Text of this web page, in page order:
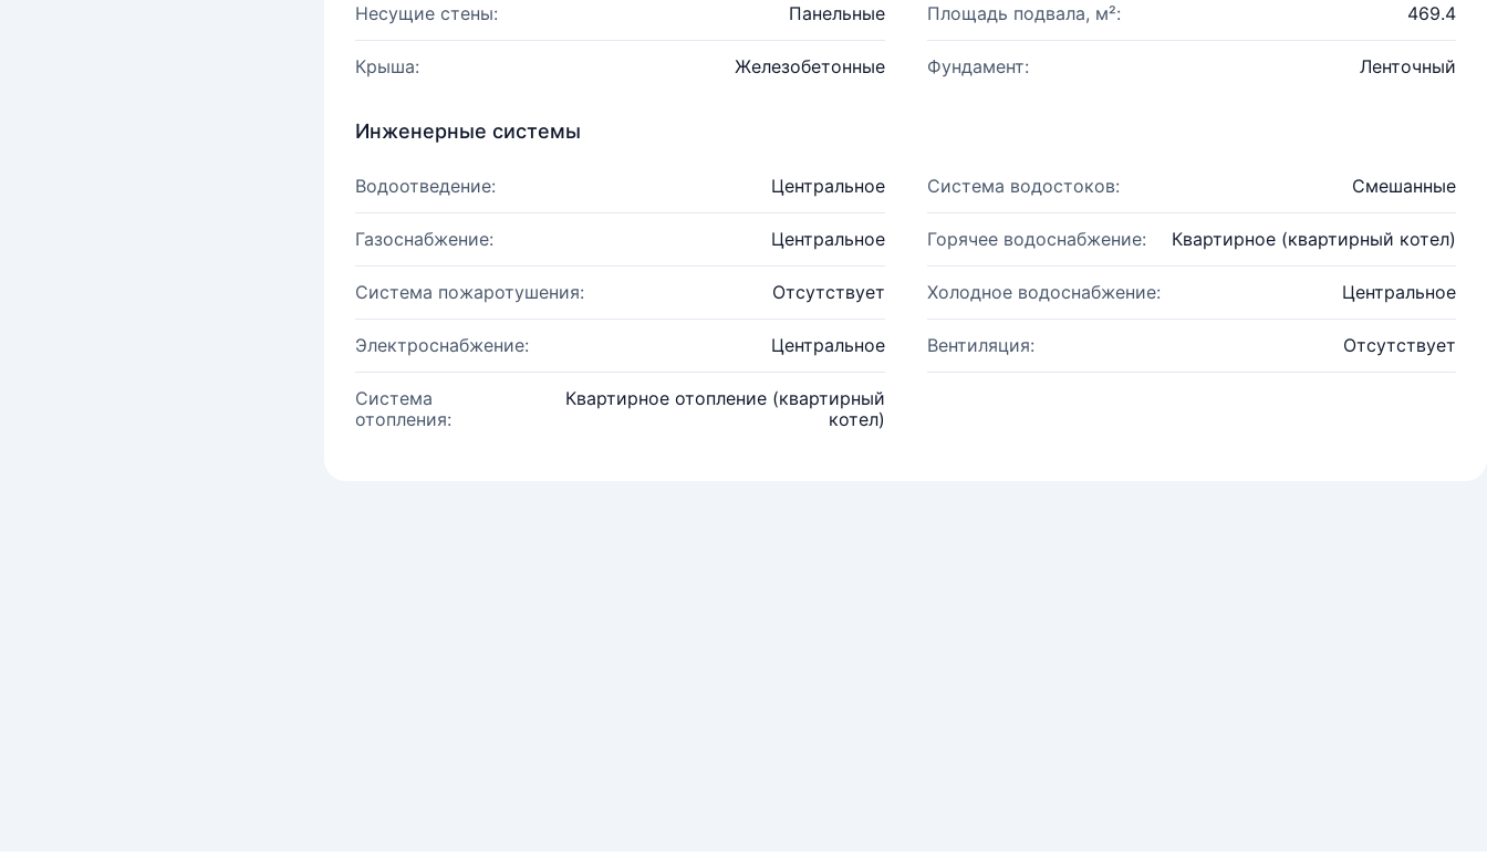
Несущие стены: Панельные Площадь подвала, м²: 469.4
Крыша: Железобетонные Фундамент: Ленточный
Инженерные системы
Водоотведение: Центральное Система водостоков: Смешанные
Газоснабжение: Центральное Горячее водоснабжение: Квартирное (квартирный котел)
Система пожаротушения: Отсутствует Холодное водоснабжение: Центральное
Электроснабжение: Центральное Вентиляция: Отсутствует
Система
отопления:
Квартирное отопление (квартирный
котел)